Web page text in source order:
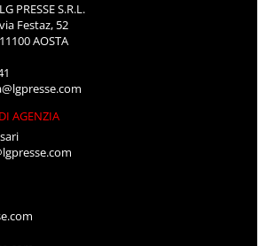
LG PRESSE S.R.L.
via Festaz, 52
11100 AOSTA
AGENZIA